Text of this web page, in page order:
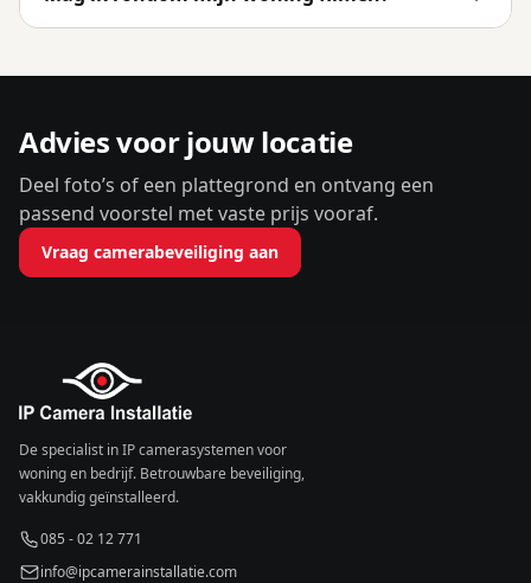
Advies voor jouw locatie
Deel foto’s of een plattegrond en ontvang een
passend voorstel met vaste prijs vooraf.
Vraag camerabeveiliging aan
De specialist in IP camerasystemen voor
woning en bedrijf. Betrouwbare beveiliging,
vakkundig geïnstalleerd.
085 - 02 12 771
info@ipcamerainstallatie.com